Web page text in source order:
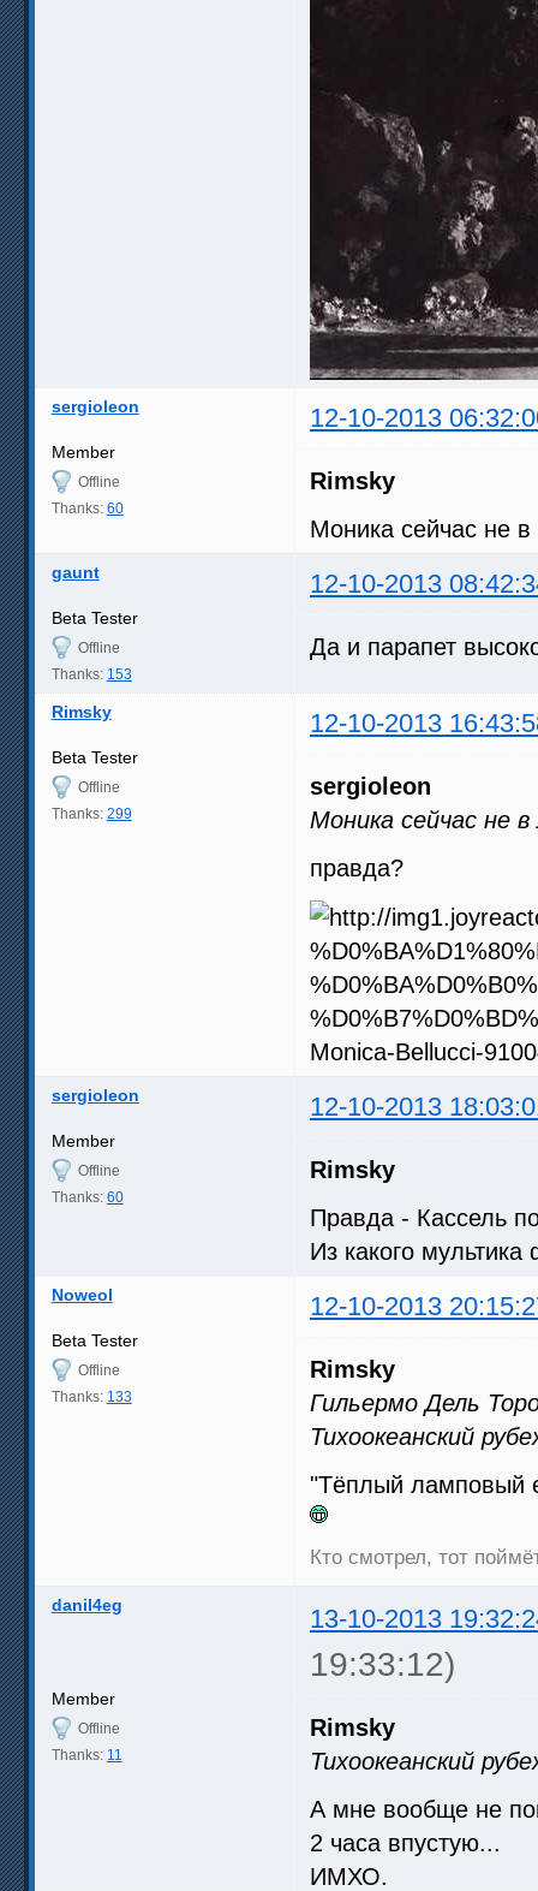
sergioleon 12-10-2013
Member
Offline
Thanks: 60
Rimsky
Моника сейчас не
gaunt 12-10-2013
Beta Tester
Offline
Thanks: 153
Да и парапет
Rimsky 12-10-2013
Beta Tester
Offline
Thanks: 299
sergioleon
Моника сейчас не
правда?
sergioleon 12-10-2013
Member
Offline
Thanks: 60
Rimsky
Правда - Кассель
Из какого
Noweol 12-10-2013
Beta Tester
Offline
Thanks: 133
Rimsky
Гильермо Дель
Тихоокеанский
"Тёплый ламповый
Кто смотрел, тот
danil4eg 13-10-2013
19:33:12)
Member
Offline
Thanks: 11
Rimsky
Тихоокеанский
А мне вообще не
2 часа впустую...
ИМХО.